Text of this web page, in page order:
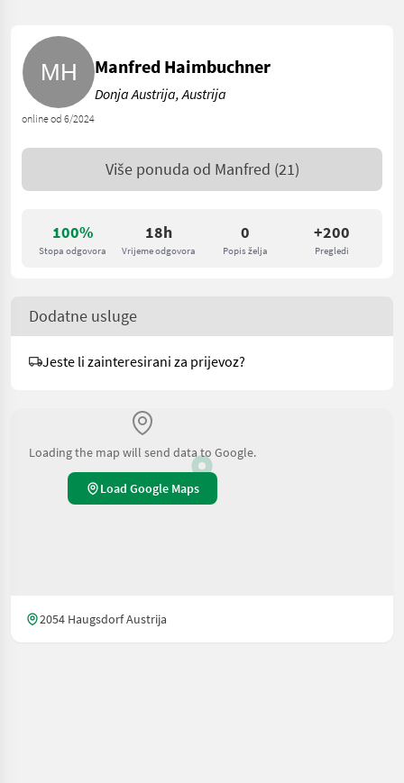
100%
Stopa odgovora
18h
Vrijeme odgovora
0
Popis želja
+200
Pregledi
online od 6/2024
Manfred Haimbuchner
Donja Austrija, Austrija
Više ponuda od Manfred (21)
Dodatne usluge
Jeste li zainteresirani za prijevoz?
Loading the map will send data to Google.
Load Google Maps
2054 Haugsdorf Austrija